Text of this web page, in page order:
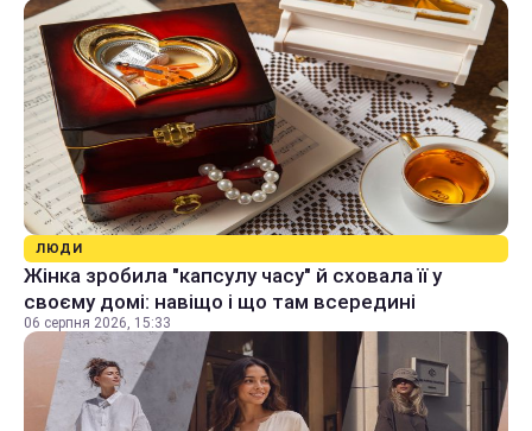
ЛЮДИ
Жінка зробила "капсулу часу" й сховала її у
своєму домі: навіщо і що там всередині
06 серпня 2026, 15:33